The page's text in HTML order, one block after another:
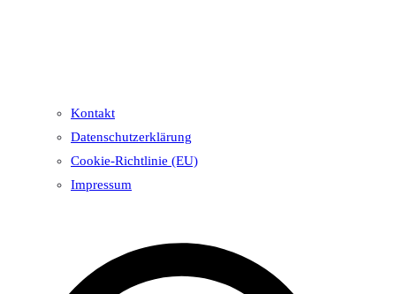
Kontakt
Datenschutzerklärung
Cookie-Richtlinie (EU)
Impressum